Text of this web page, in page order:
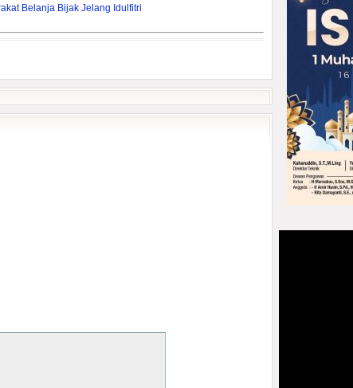
Belanja Bijak Jelang Idulfitri